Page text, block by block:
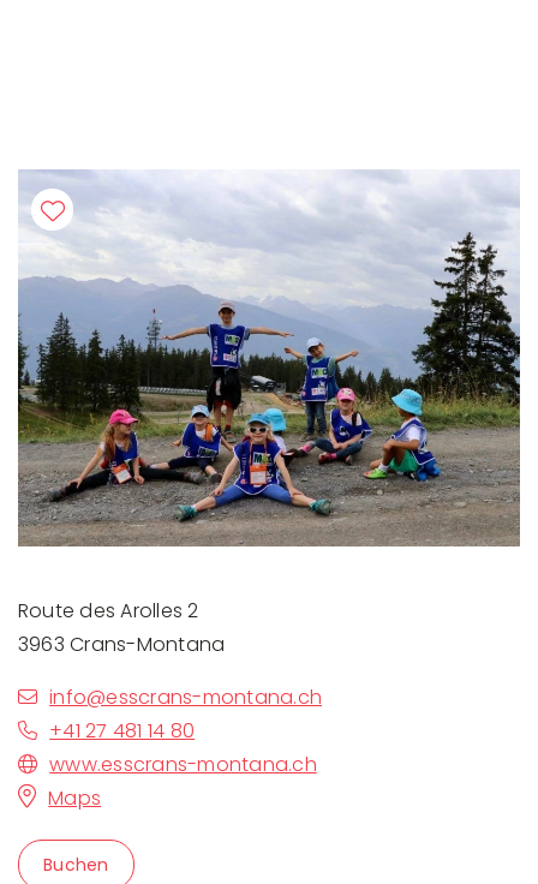
Route des Arolles 2
3963 Crans-Montana
info@esscrans-montana.ch
+41 27 481 14 80
www.esscrans-montana.ch
Maps
Buchen